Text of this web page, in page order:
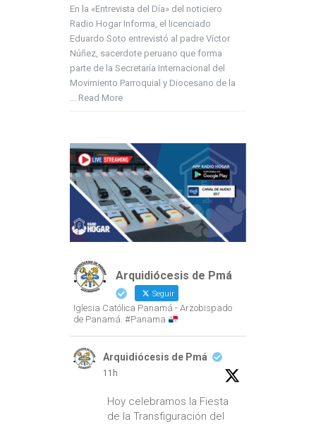
En la «Entrevista del Día» del noticiero
Radio Hogar Informa, el licenciado
Eduardo Soto entrevistó al padre Víctor
Núñez, sacerdote peruano que forma
parte de la Secretaría Internacional del
Movimiento Parroquial y Diocesano de la
... Read More
Arquidiócesis de Pmá
Seguir
Iglesia Católica Panamá - Arzobispado
de Panamá. #Panama
Arquidiócesis de Pmá
11h
Hoy celebramos la Fiesta
de la Transfiguración del